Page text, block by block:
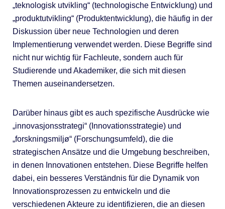
„teknologisk utvikling“ (technologische Entwicklung) und
„produktutvikling“ (Produktentwicklung), die häufig in der
Diskussion über neue Technologien und deren
Implementierung verwendet werden. Diese Begriffe sind
nicht nur wichtig für Fachleute, sondern auch für
Studierende und Akademiker, die sich mit diesen
Themen auseinandersetzen.
Darüber hinaus gibt es auch spezifische Ausdrücke wie
„innovasjonsstrategi“ (Innovationsstrategie) und
„forskningsmiljø“ (Forschungsumfeld), die die
strategischen Ansätze und die Umgebung beschreiben,
in denen Innovationen entstehen. Diese Begriffe helfen
dabei, ein besseres Verständnis für die Dynamik von
Innovationsprozessen zu entwickeln und die
verschiedenen Akteure zu identifizieren, die an diesen